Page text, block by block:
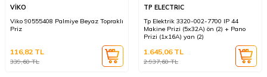
VİKO
Viko 90555408 Palmiye Beyaz Topraklı
Priz
339,60TL
116,82 TL
TP ELECTRIC
Tp Elektrik 3320-002-7700 IP 44
Makine Prizi (5x32A) ön (2) + Pano
Prizi (1x16A) yan (2)
2.937,60TL
1.645,06TL